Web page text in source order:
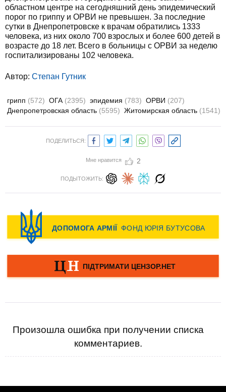
областном центре на сегодняшний день эпидемический
порог по гриппу и ОРВИ не превышен. За последние
сутки в Днепропетровске к врачам обратились 1333
человека, из них около 700 взрослых и более 600 детей в
возрасте до 18 лет. Всего в больницы с ОРВИ за неделю
госпитализированы 102 человека.
Автор: Степан Гутник
грипп (572) ОГА (2395) эпидемия (783) ОРВИ (207)
Днепропетровская область (5595) Житомирская область (1541)
ПОДЕЛИТЬСЯ:
Мне нравится 2
ПОДЫТОЖИТЬ:
Произошла ошибка при получении списка
комментариев.